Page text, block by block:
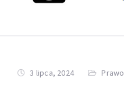
3 lipca, 2024 Prawo